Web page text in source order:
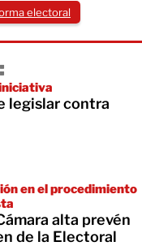
electoral
legislar contra
en el procedimiento
alta prevén
de la Electoral